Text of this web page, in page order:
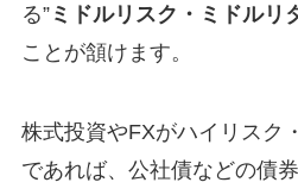
る”ミドルリスク・ミドルリ
ことが頷けます。
株式投資やFXがハイリスク
であれば、公社債などの債